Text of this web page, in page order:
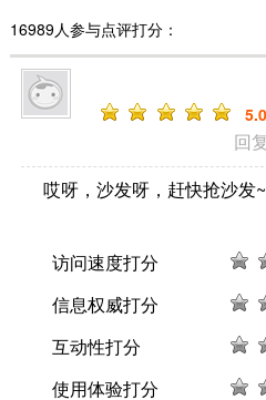
16989人参与点评打分：
回
5
哎呀，沙发呀，赶快抢沙发
访问速度打分
信息权威打分
互动性打分
使用体验打分